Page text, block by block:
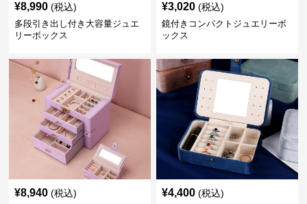
¥8,990 (税込)
多段引き出し付き大容量ジュエ
リーボックス
¥3,020 (税込)
鏡付きコンパクトジュエリーボ
ックス
¥8,940 (税込) ¥4,400 (税込)